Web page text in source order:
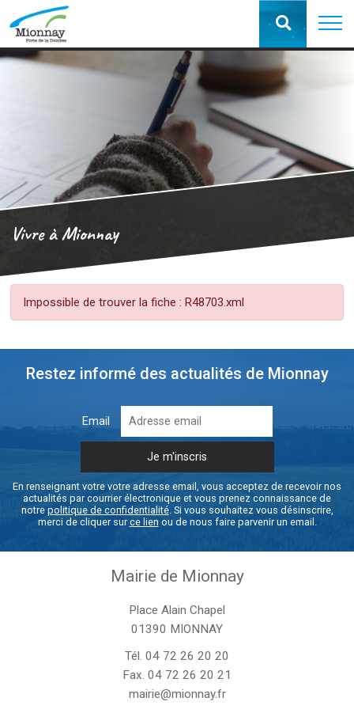
Vivre à Mionnay
Impossible de trouver la fiche : R48703.xml
Restez informé des actualités de Mionnay
Email
En renseignant votre votre adresse email, vous acceptez de recevoir nos
actualités par courrier électronique et vous prenez connaissance de
notre politique de confidentialité. Si vous souhaitez vous désinscrire,
merci de cliquer surce lien ou de nous faire parvenir un email.
Mairie de Mionnay
Place Alain Chapel
01390 MIONNAY
Tél. 04 72 26 20 20
Fax. 04 72 26 20 21
mairie@mionnay.fr